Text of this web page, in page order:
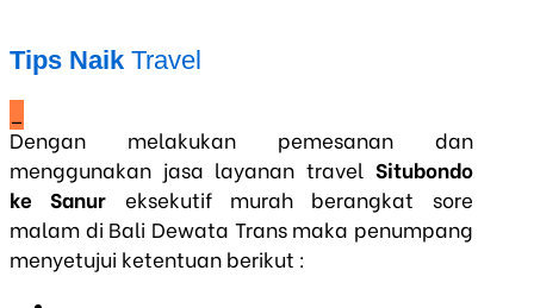
Tips Naik Travel
_
Dengan melakukan pemesanan dan
menggunakan jasa layanan travel Situbondo
ke Sanur eksekutif murah berangkat sore
malam di Bali Dewata Trans maka penumpang
menyetujui ketentuan berikut :